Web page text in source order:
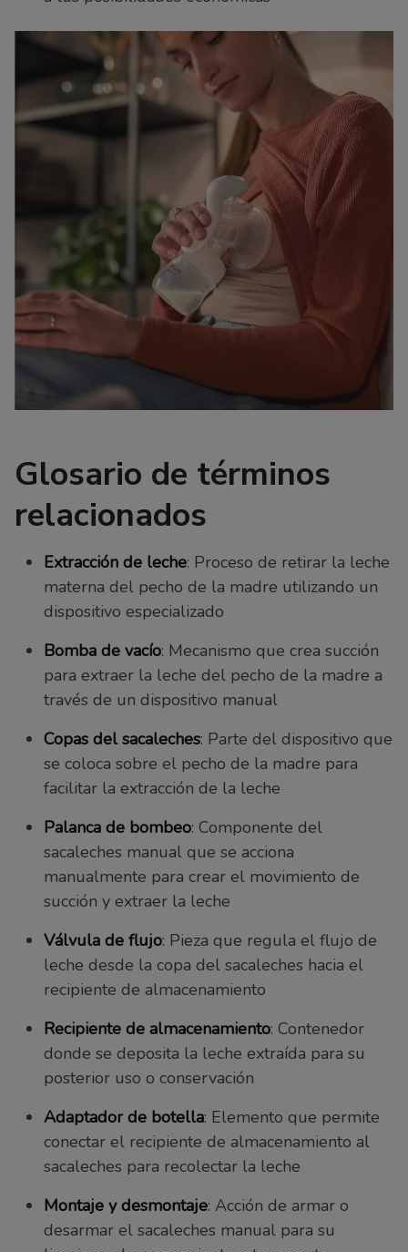
Glosario de términos
relacionados
Extracción de leche: Proceso de retirar la leche
materna del pecho de la madre utilizando un
dispositivo especializado
Bomba de vacío: Mecanismo que crea succión
para extraer la leche del pecho de la madre a
través de un dispositivo manual
Copas del sacaleches: Parte del dispositivo que
se coloca sobre el pecho de la madre para
facilitar la extracción de la leche
Palanca de bombeo: Componente del
sacaleches manual que se acciona
manualmente para crear el movimiento de
succión y extraer la leche
Válvula de flujo: Pieza que regula el flujo de
leche desde la copa del sacaleches hacia el
recipiente de almacenamiento
Recipiente de almacenamiento: Contenedor
donde se deposita la leche extraída para su
posterior uso o conservación
Adaptador de botella: Elemento que permite
conectar el recipiente de almacenamiento al
sacaleches para recolectar la leche
Montaje y desmontaje: Acción de armar o
desarmar el sacaleches manual para su